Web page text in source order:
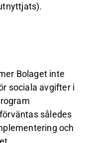
Bolaget inte
sociala avgifter i
således
och